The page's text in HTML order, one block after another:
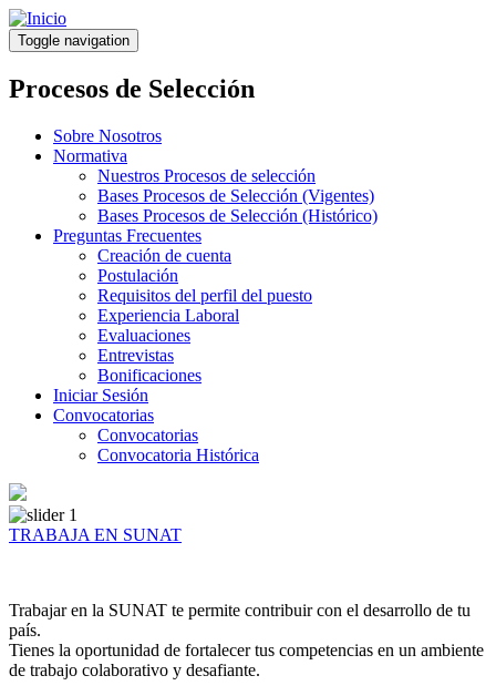
Pasar
al
contenido
principal
Toggle navigation
Procesos de Selección
Sobre Nosotros
Normativa
Nuestros Procesos de selección
Bases Procesos de Selección (Vigentes)
Bases Procesos de Selección (Histórico)
Preguntas Frecuentes
Creación de cuenta
Postulación
Requisitos del perfil del puesto
Experiencia Laboral
Evaluaciones
Entrevistas
Bonificaciones
Iniciar Sesión
Convocatorias
Convocatorias
Convocatoria Histórica
TRABAJA EN SUNAT
Trabajar en la SUNAT te permite contribuir con el desarrollo de tu
país.
Tienes la oportunidad de fortalecer tus competencias en un ambiente
de trabajo colaborativo y desafiante.